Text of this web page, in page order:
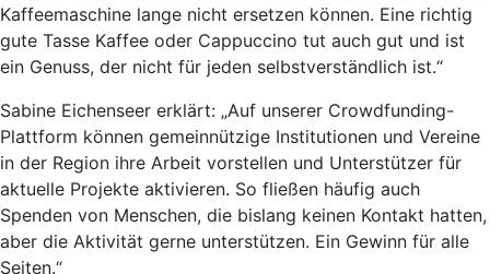
Kaffeemaschine lange nicht ersetzen können. Eine richtig
gute Tasse Kaffee oder Cappuccino tut auch gut und ist
ein Genuss, der nicht für jeden selbstverständlich ist.“
Sabine Eichenseer erklärt: „Auf unserer Crowdfunding-
Plattform können gemeinnützige Institutionen und Vereine
in der Region ihre Arbeit vorstellen und Unterstützer für
aktuelle Projekte aktivieren. So fließen häufig auch
Spenden von Menschen, die bislang keinen Kontakt hatten,
aber die Aktivität gerne unterstützen. Ein Gewinn für alle
Seiten.“